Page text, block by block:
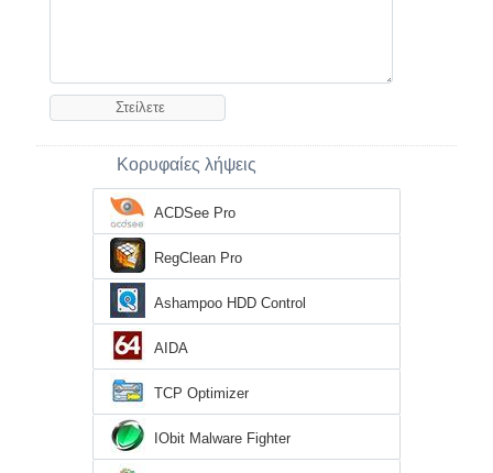
Κορυφαίες λήψεις
ACDSee Pro
RegClean Pro
Ashampoo HDD Control
AIDA
TCP Optimizer
IObit Malware Fighter